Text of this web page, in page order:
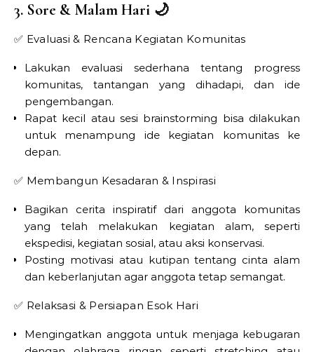
3. Sore & Malam Hari 🌙
✅ Evaluasi & Rencana Kegiatan Komunitas
Lakukan evaluasi sederhana tentang progress
komunitas, tantangan yang dihadapi, dan ide
pengembangan.
Rapat kecil atau sesi brainstorming bisa dilakukan
untuk menampung ide kegiatan komunitas ke
depan.
✅ Membangun Kesadaran & Inspirasi
Bagikan cerita inspiratif dari anggota komunitas
yang telah melakukan kegiatan alam, seperti
ekspedisi, kegiatan sosial, atau aksi konservasi.
Posting motivasi atau kutipan tentang cinta alam
dan keberlanjutan agar anggota tetap semangat.
✅ Relaksasi & Persiapan Esok Hari
Mengingatkan anggota untuk menjaga kebugaran